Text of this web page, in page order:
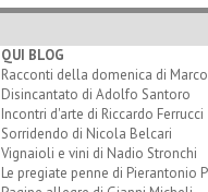
QUI BLOG
Racconti della domenica di
Disincantato di Adolfo Santoro
Incontri d'arte di Riccardo Ferrucci
Sorridendo di Nicola Belcari
Vignaioli e vini di Nadio Stronchi
Le pregiate penne di Pierantonio